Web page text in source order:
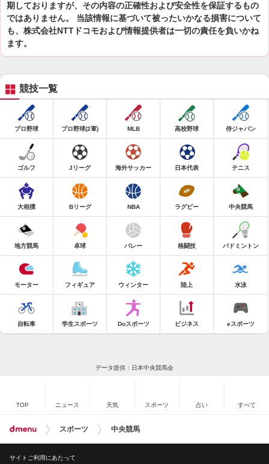
期しておりますが、その内容の正確性および安全性を保証するもの
ではありません。 当該情報に基づいて被ったいかなる損害について
も、株式会社NTTドコモおよび情報提供者は一切の責任を負いかね
ます。
競技一覧
プロ野球 プロ野球(2軍) MLB 高校野球 侍ジャパン
ゴルフ Jリーグ 海外サッカー 日本代表 テニス
大相撲 Bリーグ NBA ラグビー 中央競馬
地方競馬 卓球 バレー 格闘技 バドミントン
モーター フィギュア ウィンター 陸上 水泳
自転車 学生スポーツ Doスポーツ ビジネス eスポーツ
データ提供：日本中央競馬会
TOP ニュース 天気 スポーツ 占い すべて
スポーツ 中央競馬
サイトご利用にあたって